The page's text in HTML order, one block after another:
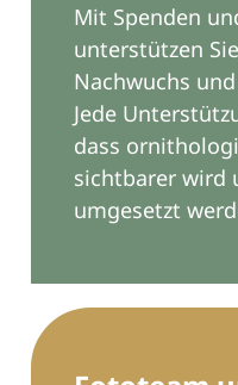
Mit Spenden
unterstützen Sie
Nachwuchs
Jede
dass
sichtbarer wird
umgesetzt